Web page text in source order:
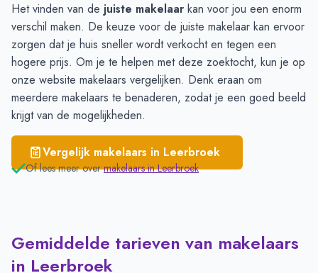
Het vinden van de juiste makelaar kan voor jou een enorm
verschil maken. De keuze voor de juiste makelaar kan ervoor
zorgen dat je huis sneller wordt verkocht en tegen een
hogere prijs. Om je te helpen met deze zoektocht, kun je op
onze website makelaars vergelijken. Denk eraan om
meerdere makelaars te benaderen, zodat je een goed beeld
krijgt van de mogelijkheden.
Vergelijk makelaars in Leerbroek
Of lees meer over makelaars inLeerbroek
Gemiddelde tarieven van makelaars
in Leerbroek